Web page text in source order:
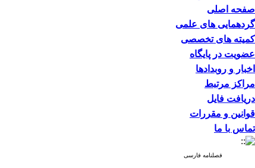
صفحه اصلی
گردهمایی های علمی
کمیته های تخصصی
عضویت در پایگاه
اخبار و روبدادها
مراکز مرتبط
دریافت فایل
قوانین و مقررات
تماس با ما
فصلنامه فارسی